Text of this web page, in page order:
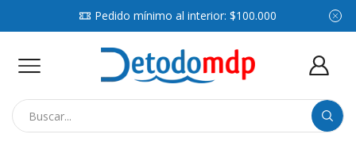
Pedido mínimo al interior: $100.000